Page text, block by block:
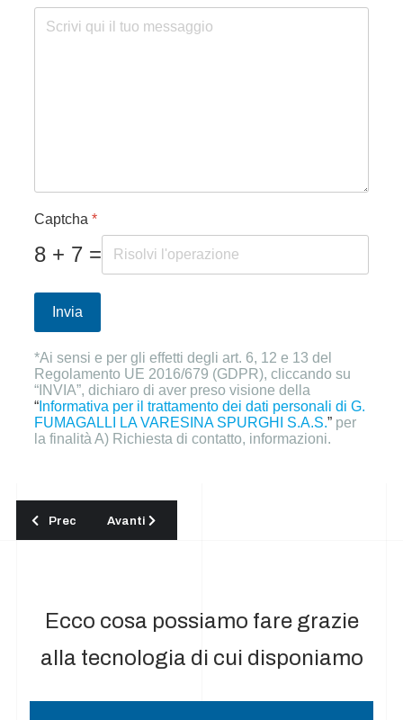
Captcha *
8 + 7 =
Invia
*Ai sensi e per gli effetti degli art. 6, 12 e 13 del
Regolamento UE 2016/679 (GDPR), cliccando su
“INVIA”, dichiaro di aver preso visione della
“ Informativa per il trattamento dei dati personali di G.
FUMAGALLI LA VARESINA SPURGHI S.A.S.” per
la finalità A) Richiesta di contatto, informazioni.
Articolo precedente: Lavaggio monumenti Monza Brianza
Prec Articolo successivo: Lavaggio pulizia e
Avanti
Ecco cosa possiamo fare grazie
alla tecnologia di cui disponiamo